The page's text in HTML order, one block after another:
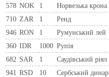
578 NOK 1 Норвезька крона
710 ZAR 1 Ренд
946 RON 1 Румунський лей
360 IDR 1000 Рупія
682 SAR 1 Саудівський ріял
941 RSD 10 Сербський динар